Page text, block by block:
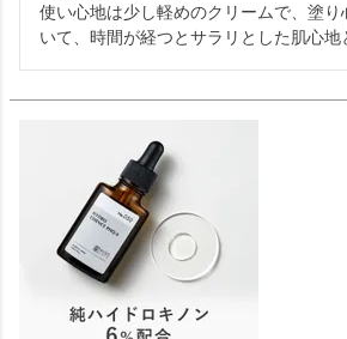
使い心地は少し軽めのクリームで、塗り
いて、時間が経つとサラリとした肌心地